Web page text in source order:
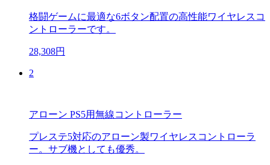
格闘ゲームに最適な6ボタン配置の高性能ワイヤレスコ
ントローラーです。
28,308円
2
アローン PS5用無線コントローラー
プレステ5対応のアローン製ワイヤレスコントローラ
ー。サブ機としても優秀。